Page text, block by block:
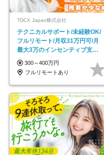
TDCX Japan株式会社
テクニカルサポート/未経験OK/
フルリモート/月収31万円可/月
最大3万のインセンティブ支給/
平均年齢33歳
300～400万円
フルリモートあり